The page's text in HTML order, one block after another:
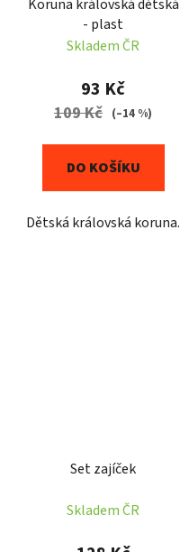
Koruna královská dětská
- plast
Skladem ČR
93 Kč
109 Kč (–14 %)
DO KOŠÍKU
Dětská královská koruna.
Set zajíček
Skladem ČR